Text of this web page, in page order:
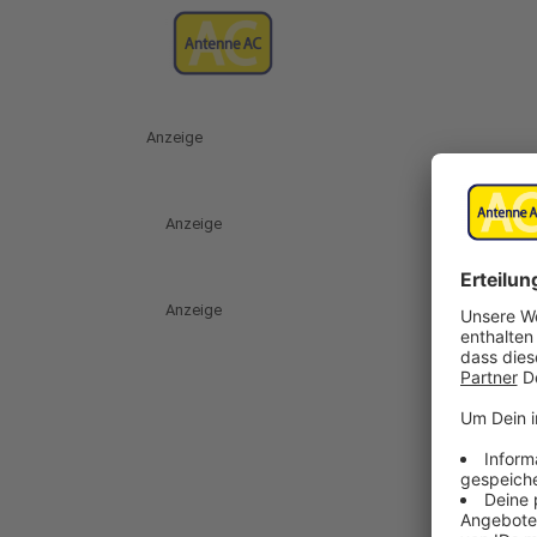
Anzeige
Anzeige
Anzeige